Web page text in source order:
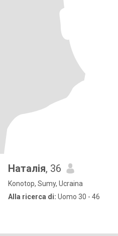
Наталія, 36
Konotop, Sumy, Ucraina
Alla ricerca di: Uomo 30 - 46